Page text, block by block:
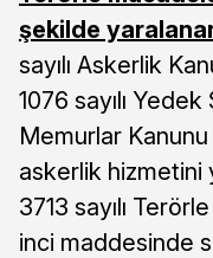
şekilde
sayılı Askerlik
1076 sayılı
Memurlar
askerlik hizmetini
3713 sayılı
inci maddesinde